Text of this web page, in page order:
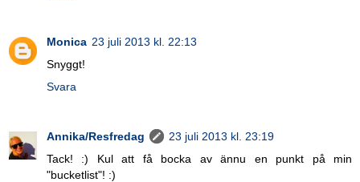
Monica 23 juli 2013 kl. 22:13
Snyggt!
Svara
Annika/Resfredag
23 juli 2013 kl. 23:19
Tack! :) Kul att få bocka av ännu en punkt på min
"bucketlist"! :)